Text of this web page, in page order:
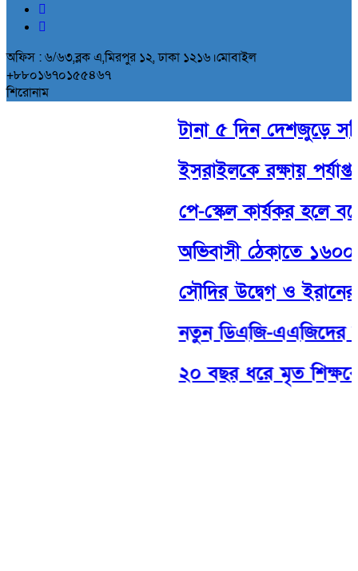
অফিস : ৬/৬৩,ব্লক এ,মিরপুর ১২, ঢাকা ১২১৬।মোবাইল
+৮৮০১৬৭০১৫৫৪৬৭
শিরোনাম
টানা ৫ দিন দেশজুড়ে
ইসরাইলকে রক্ষায় পর্যাপ্ত
পে-স্কেল কার্যকর হলে
অভিবাসী ঠেকাতে ১৬০০
সৌদির উদ্বেগ ও ইরানের
নতুন ডিএজি-এএজিদের
২০ বছর ধরে মৃত শিক্ষকের